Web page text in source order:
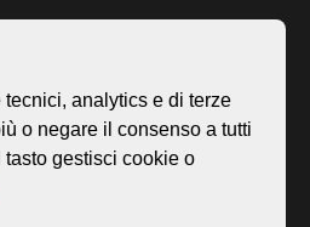
Homepage
Mappa
Storie
analytics e di terze
o negare il consenso a tutti
gestisci cookie o